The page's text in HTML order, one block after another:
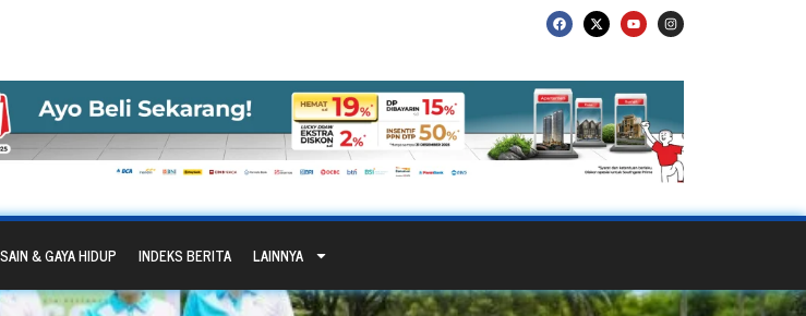
& GAYA HIDUP INDEKS BERITA LAINNYA